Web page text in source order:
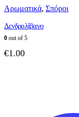
Αρωματικά, Σπόροι
Δενδρολίβανο
0 out of 5
€1.00